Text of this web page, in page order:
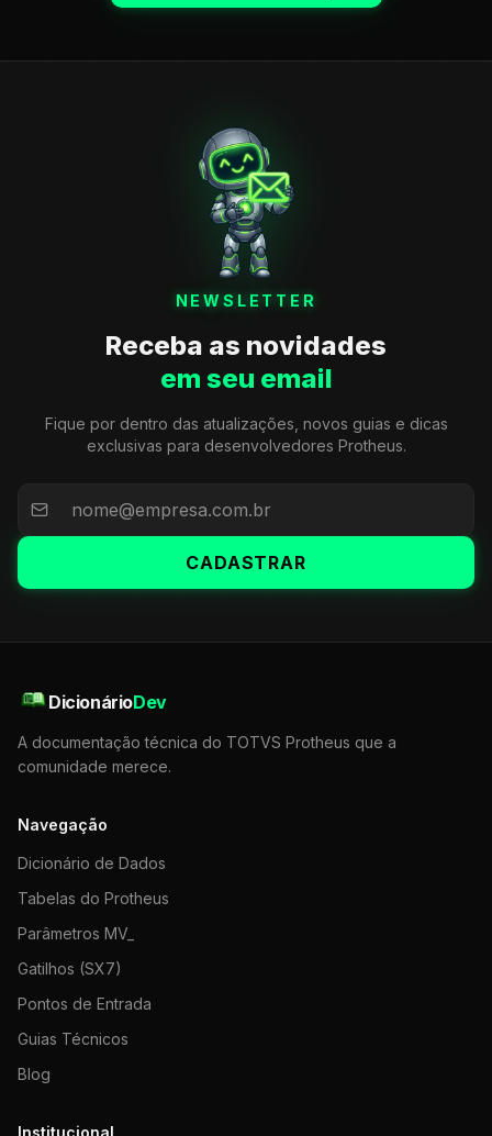
NEWSLETTER
Receba as novidades
em seu email
Fique por dentro das atualizações, novos guias e dicas
exclusivas para desenvolvedores Protheus.
CADASTRAR
DicionárioDev
A documentação técnica do TOTVS Protheus que a
comunidade merece.
Navegação
Dicionário de Dados
Tabelas do Protheus
Parâmetros MV_
Gatilhos (SX7)
Pontos de Entrada
Guias Técnicos
Blog
Institucional